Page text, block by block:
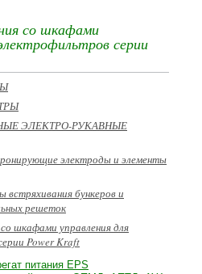
со шкафами
серии
ЭЛЕКТРО-РУКАВНЫЕ
электроды и элементы
бункеров и
решеток
шкафами управления для
Power Kraft
питания EPS